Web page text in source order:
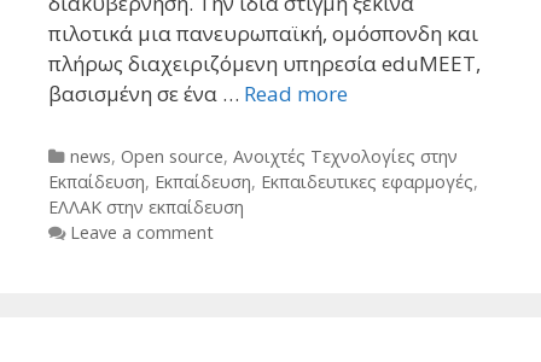
πιλοτικά μια πανευρωπαϊκή, ομόσπονδη και
πλήρως διαχειριζόμενη υπηρεσία eduMEET,
βασισμένη σε ένα … Read more
Categories
news, Open source, Ανοιχτές Τεχνολογίες στην
Εκπαίδευση, Εκπαίδευση, Εκπαιδευτικες εφαρμογές,
ΕΛΛΑΚ στην εκπαίδευση
Leave a comment